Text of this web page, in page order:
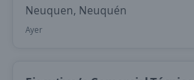
Neuquen, Neuquén
Ayer